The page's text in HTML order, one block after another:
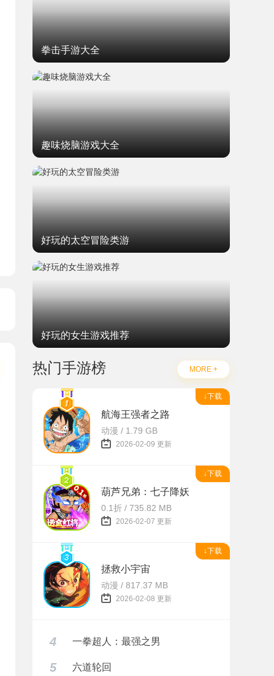
拳击手游大全
趣味烧脑游戏大全
好玩的太空冒险类游
好玩的女生游戏推荐
热门手游榜 MORE +
↓下载
航海王强者之路
动漫 / 1.79 GB
2026-02-09 更新
↓下载
葫芦兄弟：七子降妖
0.1折 / 735.82 MB
2026-02-07 更新
↓下载
拯救小宇宙
动漫 / 817.37 MB
2026-02-08 更新
4 一拳超人：最强之男
5 六道轮回